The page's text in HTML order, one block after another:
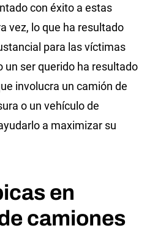
con éxito a estas
vez, lo que ha resultado
para las víctimas
un ser querido ha resultado
involucra un camión de
o un vehículo de
a maximizar su
en
camiones